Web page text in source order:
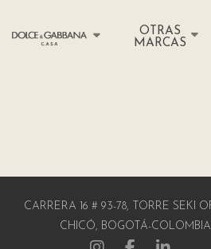
OTRAS
MARCAS
CARRERA 16 # 93-78, TORRE SEKI
CHICÓ, BOGOTÁ-COLOMBIA